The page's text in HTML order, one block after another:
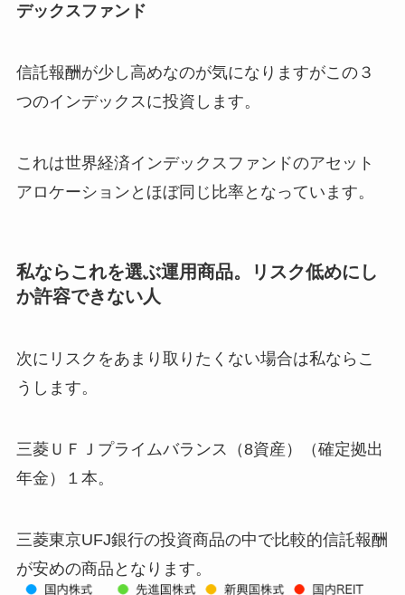
デックスファンド
信託報酬が少し高めなのが気になりますがこの３
つのインデックスに投資します。
これは世界経済インデックスファンドのアセット
アロケーションとほぼ同じ比率となっています。
私ならこれを選ぶ運用商品。リスク低めにし
か許容できない人
次にリスクをあまり取りたくない場合は私ならこ
うします。
三菱ＵＦＪプライムバランス（8資産）（確定拠出
年金）１本。
三菱東京UFJ銀行の投資商品の中で比較的信託報酬
が安めの商品となります。